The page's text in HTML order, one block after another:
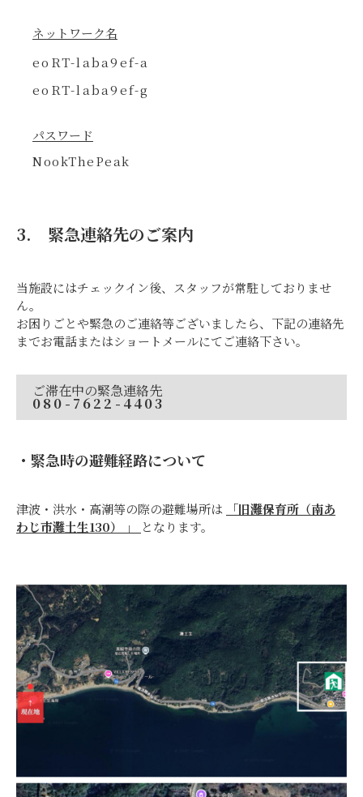
ネットワーク名
eoRT-laba9ef-a
eoRT-laba9ef-g
パスワード
NookThePeak
3. 緊急連絡先のご案内
当施設にはチェックイン後、スタッフが常駐しておりませ
ん。
お困りごとや緊急のご連絡等ございましたら、下記の連絡先
までお電話またはショートメールにてご連絡下さい。
ご滞在中の緊急連絡先
080-7622-4403
・緊急時の避難経路について
津波・洪水・高潮等の際の避難場所は
「旧灘保育所（南あ
わじ市灘土生130） 」
となります。